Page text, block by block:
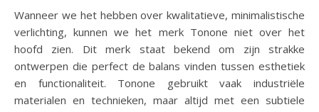
Wanneer we het hebben over kwalitatieve, minimalistische
verlichting, kunnen we het merk Tonone niet over het
hoofd zien. Dit merk staat bekend om zijn strakke
ontwerpen die perfect de balans vinden tussen esthetiek
en functionaliteit. Tonone gebruikt vaak industriële
materialen en technieken, maar altijd met een subtiele